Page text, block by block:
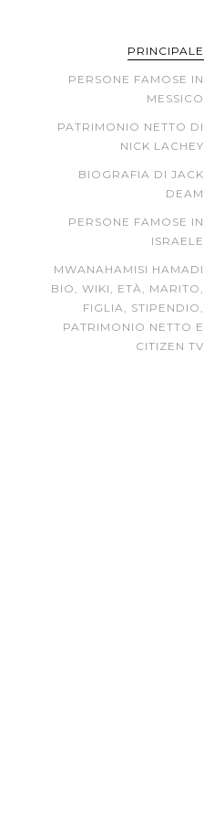
PRINCIPALE
PERSONE FAMOSE IN
MESSICO
PATRIMONIO NETTO DI
NICK LACHEY
BIOGRAFIA DI JACK
DEAM
PERSONE FAMOSE IN
ISRAELE
MWANAHAMISI HAMADI
BIO, WIKI, ETÀ, MARITO,
FIGLIA, STIPENDIO,
PATRIMONIO NETTO E
CITIZEN TV